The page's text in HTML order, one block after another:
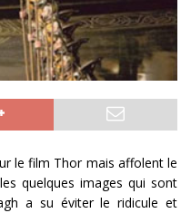
le film Thor mais affolent le
quelques images qui sont
a su éviter le ridicule et